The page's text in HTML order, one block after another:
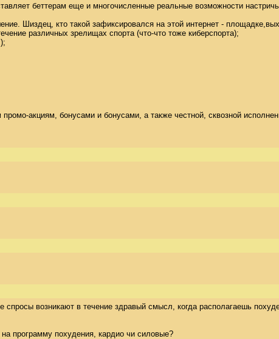
беттерам еще и многочисленные реальные возможности
Шиздец, кто такой зафиксировался на этой интернет -
различных зрелищах спорта (что-что тоже киберспорта);
акциям, бонусами и бонусами, а также честной, сквозной
спросы возникают в течение здравый смысл, когда располагаешь
программу похудения, кардио чи силовые?